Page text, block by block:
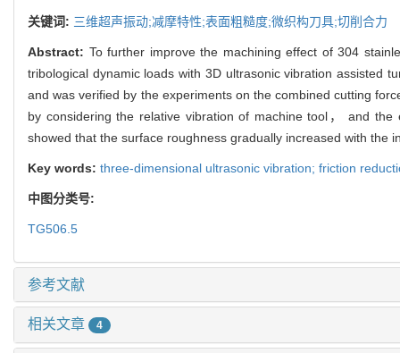
关键词: 三维超声振动;减摩特性;表面粗糙度;微织构刀具;切削合力
Abstract: To further improve the machining effect of 304
tribological dynamic loads with 3D ultrasonic vibration assisted
and was verified by the experiments on the combined cutting
by considering the relative vibration of machine tool， and
showed that the surface roughness gradually increased with the
Key words: three-dimensional ultrasonic vibration; friction
中图分类号:
TG506.5
参考文献
相关文章 4